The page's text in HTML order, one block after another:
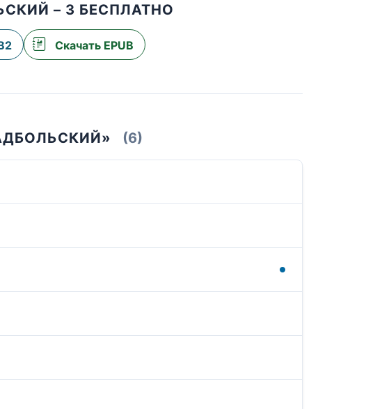
– 3 БЕСПЛАТНО
Скачать EPUB
(6)